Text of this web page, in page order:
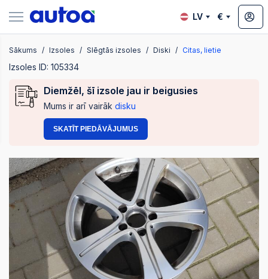
LV €
Sākums Izsoles Slēgtās izsoles Diski Citas, lietie
Izsoles ID: 105334
Diemžēl, šī izsole jau ir beigusies
Mums ir arī vairāk disku
SKATĪT PIEDĀVĀJUMUS